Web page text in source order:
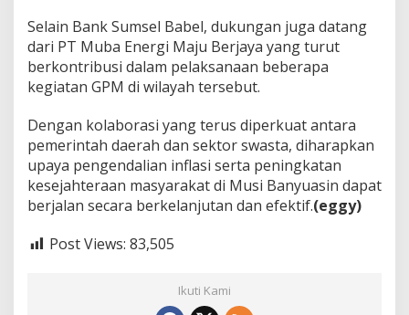
Selain Bank Sumsel Babel, dukungan juga datang
dari PT Muba Energi Maju Berjaya yang turut
berkontribusi dalam pelaksanaan beberapa
kegiatan GPM di wilayah tersebut.
Dengan kolaborasi yang terus diperkuat antara
pemerintah daerah dan sektor swasta, diharapkan
upaya pengendalian inflasi serta peningkatan
kesejahteraan masyarakat di Musi Banyuasin dapat
berjalan secara berkelanjutan dan efektif.(eggy)
Post Views: 83,505
Ikuti Kami